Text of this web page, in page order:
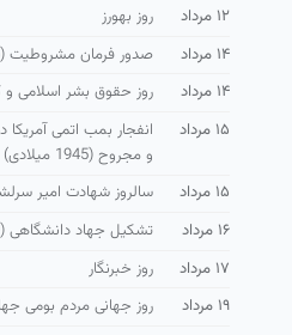
۱۲ مرداد
روز بهورز
۱۴ مرداد
صدور فرمان مشروطیت (1285 هـ ش)
۱۴ مرداد
روز حقوق بشر اسلامی و
۱۵ مرداد
و مجروح (1945 میلادی)
۱۵ مرداد
سالروز شهادت امیر
۱۶ مرداد
تشكیل جهاد دانشگاهی (1359 هـ ش)
۱۷ مرداد
روز خبرنگار
۱۹ مرداد
روز جهانی مردم بومی